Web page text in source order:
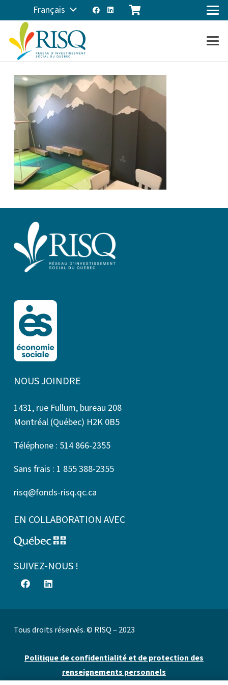
Français
NOUS JOINDRE
1431, rue Fullum, bureau 208
Montréal (Québec) H2K 0B5
Téléphone : 514 866-2355
Sans frais : 1 855 388-2355
risq@fonds-risq.qc.ca
EN COLLABORATION AVEC
SUIVEZ-NOUS !
Tous droits réservés. © RISQ – 2023
Politique de confidentialité et de protection des
renseignements personnels